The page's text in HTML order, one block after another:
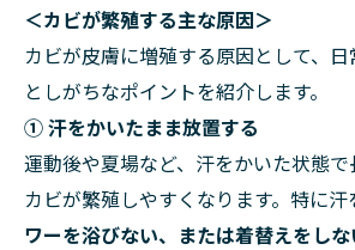
＜カビが繁殖する主な原因＞
カビが皮膚に増殖する原因として、
としがちなポイントを紹介します。
① 汗をかいたまま放置する
運動後や夏場など、汗をかいた状態で
カビが繁殖しやすくなります。特に
ワーを浴びない、または着替えをしな